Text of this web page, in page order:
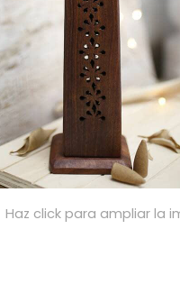
Haz click para ampliar la